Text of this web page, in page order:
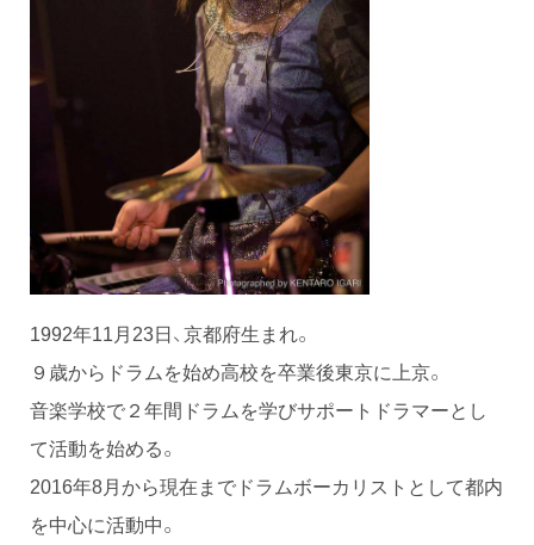
1992年11月23日、京都府生まれ。
９歳からドラムを始め高校を卒業後東京に上京。
音楽学校で２年間ドラムを学びサポートドラマーとし
て活動を始める。
2016年8月から現在までドラムボーカリストとして都内
を中心に活動中。